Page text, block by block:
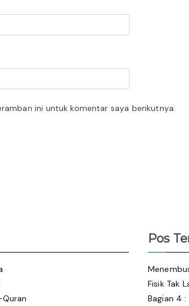
ini untuk komentar saya berikutnya.
Pos
Fisik Tak
Bagian 4 :